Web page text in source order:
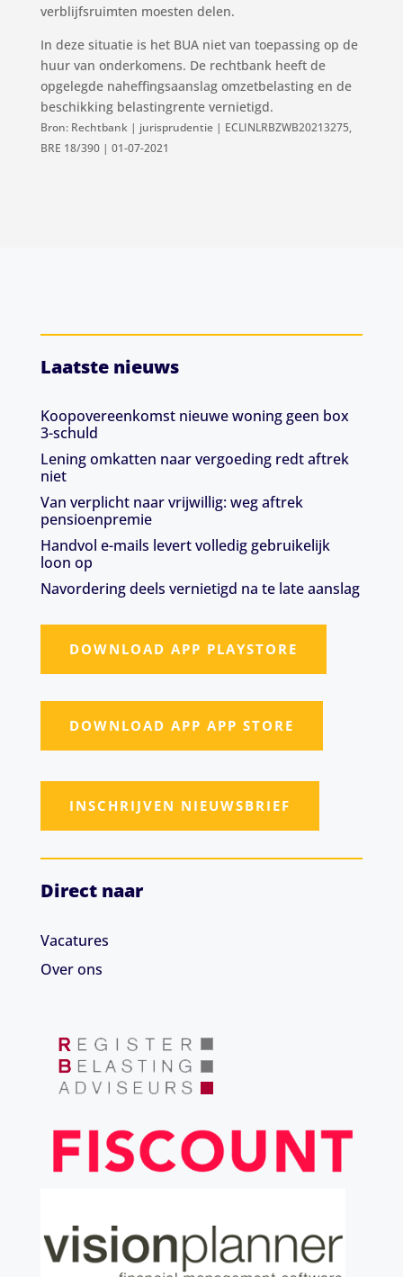
verblijfsruimten moesten delen.
In deze situatie is het BUA niet van toepassing op de
huur van onderkomens. De rechtbank heeft de
opgelegde naheffingsaanslag omzetbelasting en de
beschikking belastingrente vernietigd.
Bron: Rechtbank | jurisprudentie | ECLINLRBZWB20213275,
BRE 18/390 | 01-07-2021
Laatste nieuws
Koopovereenkomst nieuwe woning geen box
3-schuld
Lening omkatten naar vergoeding redt aftrek
niet
Van verplicht naar vrijwillig: weg aftrek
pensioenpremie
Handvol e-mails levert volledig gebruikelijk
loon op
Navordering deels vernietigd na te late aanslag
DOWNLOAD APP PLAYSTORE
DOWNLOAD APP APP STORE
INSCHRIJVEN NIEUWSBRIEF
Direct naar
Vacatures
Over ons